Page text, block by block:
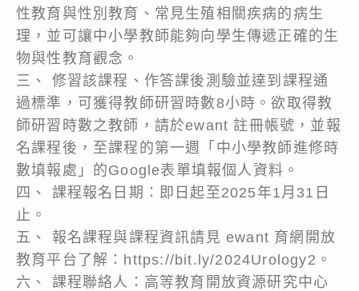
性教育與性別教育、常見生殖相關疾病的病生
理，並可讓中小學教師能夠向學生傳遞正確的生
物與性教育觀念。
三、 修習該課程、作答課後測驗並達到課程通
過標準，可獲得教師研習時數8小時。欲取得教
師研習時數之教師，請於ewant 註冊帳號，並報
名課程後，至課程的第一週「中小學教師進修時
數填報處」的Google表單填報個人資料。
四、 課程報名日期：即日起至2025年1月31日
止。
五、 報名課程與課程資訊請見 ewant 育網開放
教育平台了解：https://bit.ly/2024Urology2。
六、 課程聯絡人：高等教育開放資源研究中心